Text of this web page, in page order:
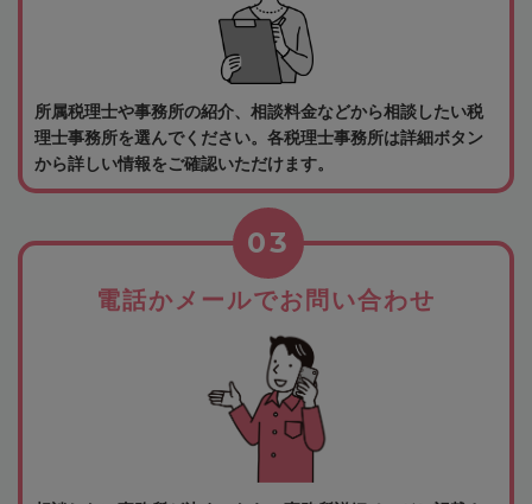
所属税理士や事務所の紹介、相談料金などから相談したい税
理士事務所を選んでください。各税理士事務所は詳細ボタン
から詳しい情報をご確認いただけます。
電話かメールでお問い合わせ
03